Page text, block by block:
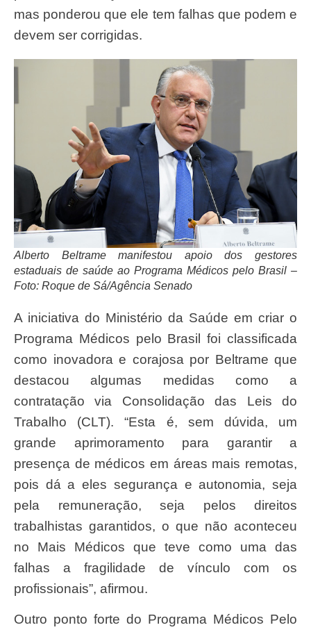
mas ponderou que ele tem falhas que podem e
devem ser corrigidas.
Alberto Beltrame manifestou apoio dos gestores
estaduais de saúde ao Programa Médicos pelo Brasil –
Foto: Roque de Sá/Agência Senado
A iniciativa do Ministério da Saúde em criar o
Programa Médicos pelo Brasil foi classificada
como inovadora e corajosa por Beltrame que
destacou algumas medidas como a
contratação via Consolidação das Leis do
Trabalho (CLT). “Esta é, sem dúvida, um
grande aprimoramento para garantir a
presença de médicos em áreas mais remotas,
pois dá a eles segurança e autonomia, seja
pela remuneração, seja pelos direitos
trabalhistas garantidos, o que não aconteceu
no Mais Médicos que teve como uma das
falhas a fragilidade de vínculo com os
profissionais”, afirmou.
Outro ponto forte do Programa Médicos Pelo